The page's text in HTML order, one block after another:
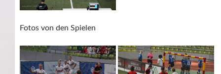
Fotos von den Spielen